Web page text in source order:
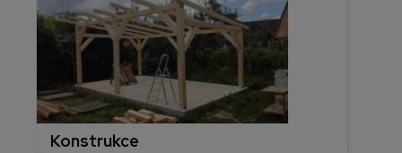
Konstrukce